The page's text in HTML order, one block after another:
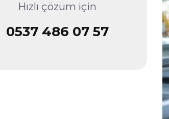
Hızlı çözüm için
0537 486 07 57